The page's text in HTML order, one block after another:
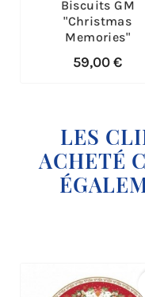
Biscuits GM
"Christmas
Memories"
59,00 €
LES
ACHETÉ